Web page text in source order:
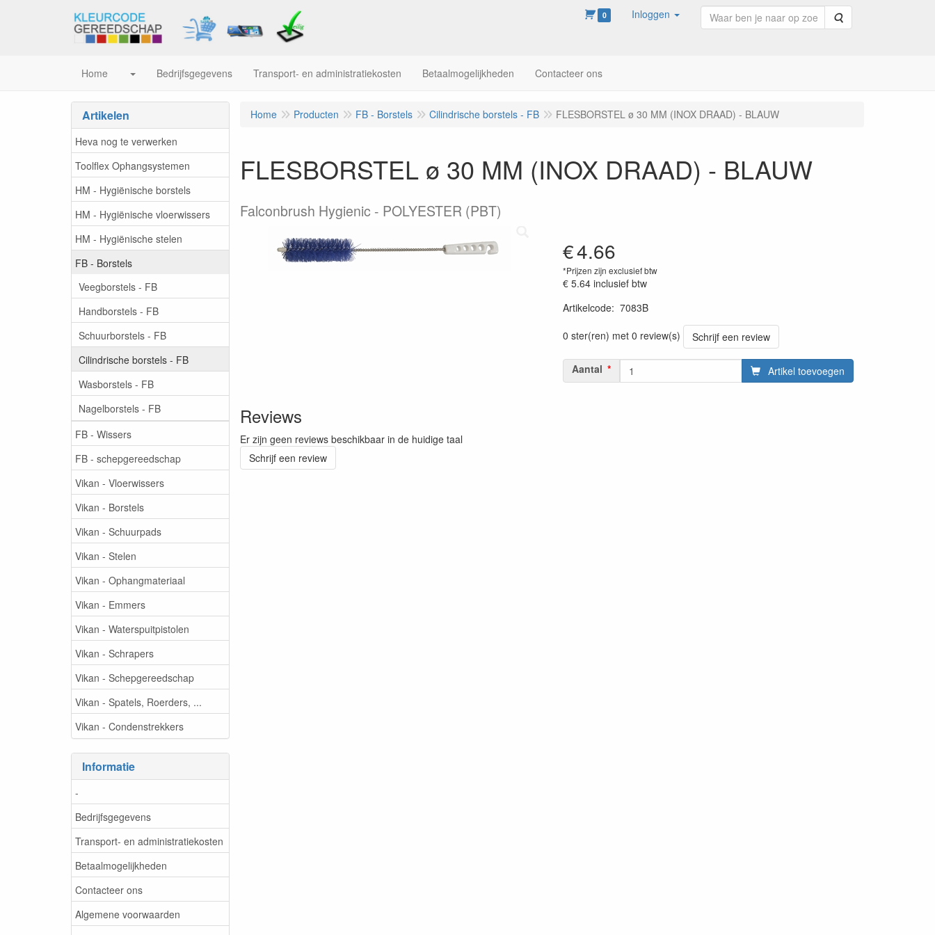
0 Inloggen Zoeken
Home Bedrijfsgegevens Transport- en administratiekosten Betaalmogelijkheden Contacteer ons
Artikelen
Heva nog te verwerken
Toolflex Ophangsystemen
HM - Hygiënische borstels
HM - Hygiënische vloerwissers
HM - Hygiënische stelen
FB - Borstels
Veegborstels - FB
Handborstels - FB
Schuurborstels - FB
Cilindrische borstels - FB
Wasborstels - FB
Nagelborstels - FB
FB - Wissers
FB - schepgereedschap
Vikan - Vloerwissers
Vikan - Borstels
Vikan - Schuurpads
Vikan - Stelen
Vikan - Ophangmateriaal
Vikan - Emmers
Vikan - Waterspuitpistolen
Vikan - Schrapers
Vikan - Schepgereedschap
Vikan - Spatels, Roerders, ...
Vikan - Condenstrekkers
Informatie
-
Bedrijfsgegevens
Transport- en administratiekosten
Betaalmogelijkheden
Contacteer ons
Algemene voorwaarden
Home Producten FB - Borstels Cilindrische borstels - FB FLESBORSTEL ø 30 MM (INOX DRAAD) - BLAUW
FLESBORSTEL ø 30 MM (INOX DRAAD) - BLAUW
Falconbrush Hygienic - POLYESTER (PBT)
€4.66
*Prijzen zijn exclusief btw
€ 5.64 inclusief btw
Artikelcode: 7083B
0 ster(ren) met 0 review(s)
Schrijf een review
Aantal Artikel toevoegen
Reviews
Er zijn geen reviews beschikbaar in de huidige taal
Schrijf een review